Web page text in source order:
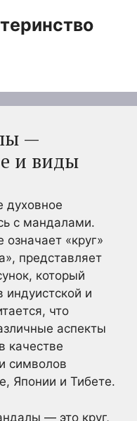
—
и виды
духовное
с мандалами.
«круг»
представляет
который
и
что
аспекты
качестве
символов
Японии и Тибете.
— это круг,